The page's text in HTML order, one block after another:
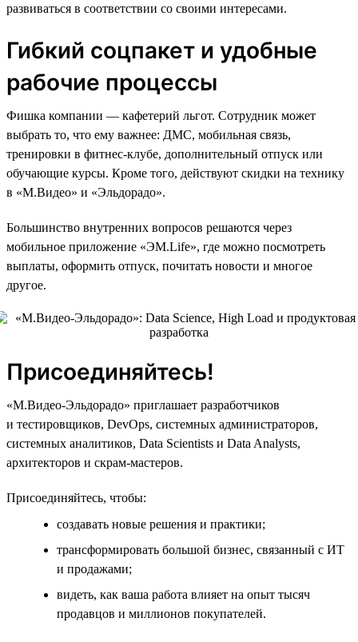
развиваться в соответствии со своими интересами.
Гибкий соцпакет и удобные
рабочие процессы
Фишка компании — кафетерий льгот. Сотрудник может
выбрать то, что ему важнее: ДМС, мобильная связь,
тренировки в фитнес-клубе, дополнительный отпуск или
обучающие курсы. Кроме того, действуют скидки на технику
в «М.Видео» и «Эльдорадо».
Большинство внутренних вопросов решаются через
мобильное приложение «ЭM.Life», где можно посмотреть
выплаты, оформить отпуск, почитать новости и многое
другое.
Присоединяйтесь!
«М.Видео-Эльдорадо» приглашает разработчиков
и тестировщиков, DevOps, системных администраторов,
системных аналитиков, Data Scientists и Data Analysts,
архитекторов и скрам-мастеров.
Присоединяйтесь, чтобы:
создавать новые решения и практики;
трансформировать большой бизнес, связанный с ИТ
и продажами;
видеть, как ваша работа влияет на опыт тысяч
продавцов и миллионов покупателей.